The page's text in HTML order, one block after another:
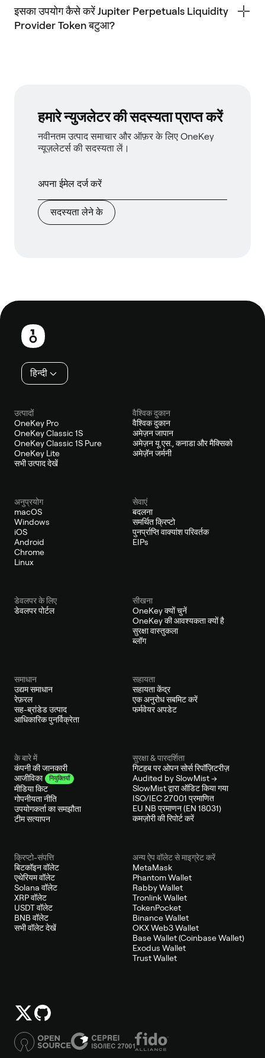
इसका उपयोग कैसे करें Jupiter Perpetuals Liquidity
Provider Token बटुआ?
हमारे न्युजलेटर की सदस्यता प्राप्त करें
नवीनतम उत्पाद समाचार और ऑफ़र के लिए OneKey
न्यूज़लेटर्स की सदस्यता लें।
सदस्यता लेने के
फ़ुटबाल
हिन्दी
उत्पादों
OneKey Pro
OneKey Classic 1S
OneKey Classic 1S Pure
OneKey Lite
सभी उत्पाद देखें
वैश्विक दुकान
वैश्विक दुकान
अमेज़न जापान
अमेज़न यू.एस., कनाडा और मैक्सिको
अमेज़ॅन जर्मनी
अनुप्रयोग
macOS
Windows
iOS
Android
Chrome
Linux
सेवाएं
बदलना
समर्थित क्रिप्टो
पुनर्प्राप्ति वाक्यांश परिवर्तक
EIPs
डेवलपर के लिए
डेवलपर पोर्टल
सीखना
OneKey क्यों चुनें
OneKey की आवश्यकता क्यों है
सुरक्षा वास्तुकला
ब्लॉग
समाधान
उद्यम समाधान
रेफ़रल
सह-ब्रांडेड उत्पाद
आधिकारिक पुनर्विक्रेता
सहायता
सहायता केंद्र
एक अनुरोध सबमिट करें
फर्मवेयर अपडेट
के बारे में
कंपनी की जानकारी
आजीविका
नियुक्तियाँ
मीडिया किट
गोपनीयता नीति
उपयोगकर्ता का समझौता
टीम सत्यापन
सुरक्षा & पारदर्शिता
गिटहब पर ओपन सोर्स रिपॉज़िटरीज़
Audited by SlowMist →
SlowMist द्वारा ऑडिट किया गया
ISO/IEC 27001 प्रमाणित
EU NB प्रमाणन (EN 18031)
कमज़ोरी की रिपोर्ट करें
क्रिप्टो-संपत्ति
बिटकॉइन वॉलेट
एथेरियम वॉलेट
Solana वॉलेट
XRP वॉलेट
USDT वॉलेट
BNB वॉलेट
सभी वॉलेट देखें
अन्य ऐप वॉलेट से माइग्रेट करें
MetaMask
Phantom Wallet
Rabby Wallet
Tronlink Wallet
TokenPocket
Binance Wallet
OKX Web3 Wallet
Base Wallet (Coinbase Wallet)
Exodus Wallet
Trust Wallet